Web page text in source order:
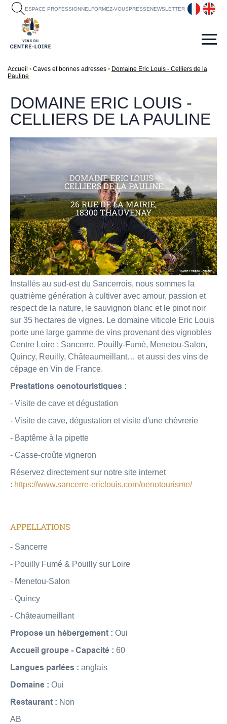
ESPACE PROFESSIONNEL FORMEZ-VOUSPRESSENEWSLETTER fr en
Accueil Caves et bonnes adresses
Domaine Eric Louis - Celliers de la
Pauline
DOMAINE ERIC LOUIS -
CELLIERS DE LA PAULINE
DOMAINE ERIC LOUIS -
CELLIERS DE LA PAULINE
26 RUE DE LA MAIRIE,
18300 THAUVENAY
Installés au sud-est du Sancerrois, nous sommes la
quatrième génération à cultiver avec amour, passion et
respect de la nature, le sauvignon blanc et le pinot noir
sur 35 hectares de vignes. Le domaine viticole Eric Louis
porte une large gamme de vins provenant des vignobles
Centre Loire : Sancerre, Pouilly-Fumé, Menetou-Salon,
Quincy, Reuilly, Châteaumeillant… et aussi des vins de
cépage en Vin de France.
Prestations oenotouristiques :
- Visite de cave et dégustation
- Visite de cave, dégustation et visite d'une chèvrerie
- Baptême à la pipette
- Casse-croûte vigneron
Réservez directement sur notre site internet
: https://www.sancerre-ericlouis.com/oenotourisme/
APPELLATIONS
- Sancerre
- Pouilly Fumé & Pouilly sur Loire
- Menetou-Salon
- Quincy
- Châteaumeillant
Propose un hébergement : Oui
Accueil groupe - Capacité : 60
Langues parlées : anglais
Domaine : Oui
Restaurant : Non
AB